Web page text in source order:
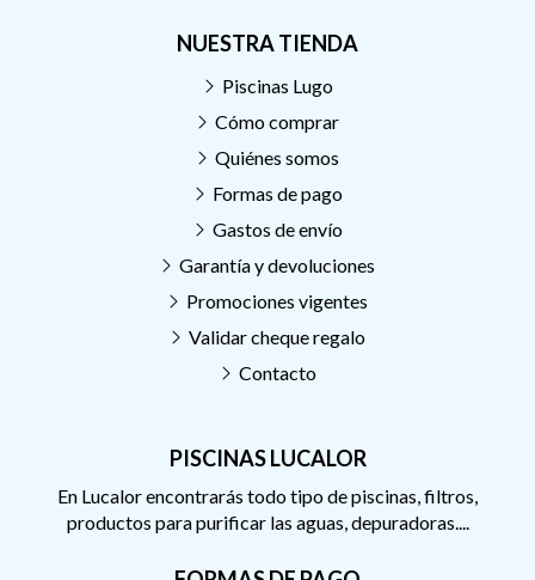
PISCINAS LUCALOR
En Lucalor encontrarás todo tipo de piscinas, filtros,
productos para purificar las aguas, depuradoras....
NUESTRA TIENDA
Piscinas Lugo
Cómo comprar
Quiénes somos
Formas de pago
Gastos de envío
Garantía y devoluciones
Promociones vigentes
Validar cheque regalo
Contacto